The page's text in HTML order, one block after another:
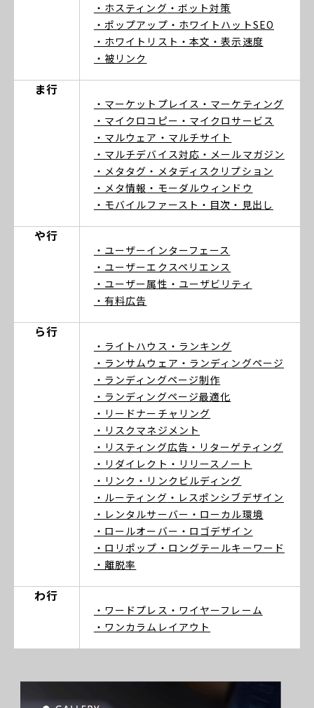
・ホスティング ・ボット対策
・ポップアップ ・ホワイトハットSEO
・ホワイトリスト ・本文 ・表示速度
・被リンク
ま行
・マーケットプレイス ・マーケティング
・マイクロコピー ・マイクロサービス
・マルウェア ・マルチサイト
・マルチデバイス対応 ・メールマガジン
・メタタグ ・メタディスクリプション
・メタ情報 ・モーダルウィンドウ
・モバイルファースト ・目次 ・見出し
や行
・ユーザーインターフェース
・ユーザーエクスペリエンス
・ユーザー属性 ・ユーザビリティ
・有料広告
ら行
・ライトハウス ・ランキング
・ランサムウェア ・ランディングページ
・ランディングページ制作
・ランディングページ最適化
・リードナーチャリング
・リスクマネジメント
・リスティング広告 ・リターゲティング
・リダイレクト ・リリースノート
・リンク ・リンクビルディング
・ルーティング ・レスポンシブデザイン
・レンタルサーバー ・ローカル環境
・ロールオーバー ・ロゴデザイン
・ロリポップ ・ロングテールキーワード
・離脱率
わ行
・ワードプレス ・ワイヤーフレーム
・ワンカラムレイアウト